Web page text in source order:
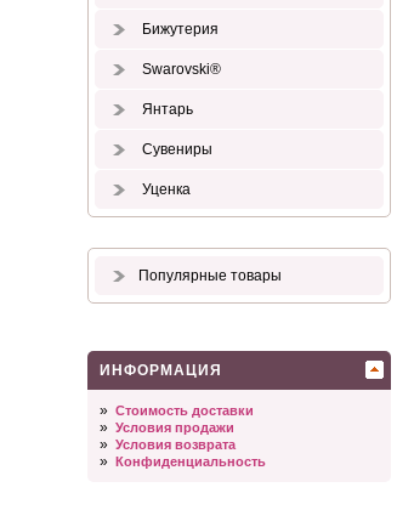
Бижутерия
Swarovski®
Янтарь
Сувениры
Уценка
Популярные товары
ИНФОРМАЦИЯ
» Стоимость доставки
» Условия продажи
» Условия возврата
» Конфиденциальность